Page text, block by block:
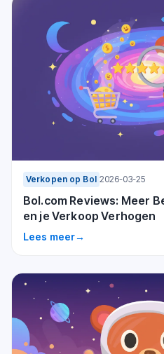
Verkopen op Bol 2026-03-25
Bol.com Reviews: Meer
en je Verkoop Verhogen
Lees meer→